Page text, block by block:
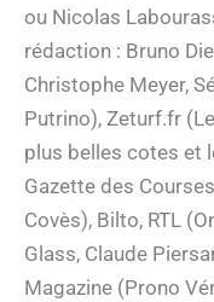
ou Nicolas
rédaction : Bruno
Christophe Meyer,
Putrino), Zeturf.fr
plus belles cotes et
Gazette des
Covès), Bilto, RTL
Glass, Claude
Magazine (Prono